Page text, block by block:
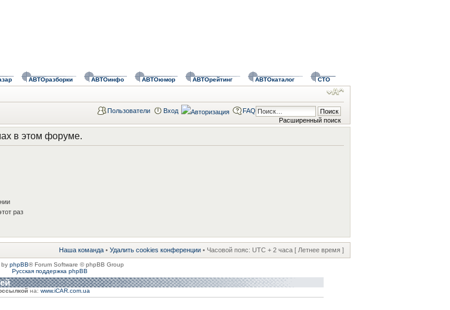
АВТОразборки АВТОинфо АВТОюмор АВТОрейтинг АВТОкаталог СТО
Расширенный поиск
Пользователи Вход FAQ
в этом форуме.
раз
Наша команда • Удалить cookies конференции • Часовой пояс: UTC + 2 часа [ Летнее время ]
by phpBB® Forum Software © phpBB Group
Русская поддержка phpBB
на: www.iCAR.com.ua